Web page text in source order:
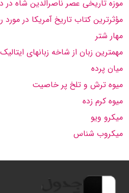
موزه تاریخی عصر ناصرالدین شاه
مؤثرترین کتاب تاریخ آمریکا در مورد
مهار شتر
مهمترین زبان از شاخه زبانهای ایتالیک
میان پرده
میوه ترش و تلخ پر خاصیت
میوه کرم زده
میکرو ویو
میکروب شناس